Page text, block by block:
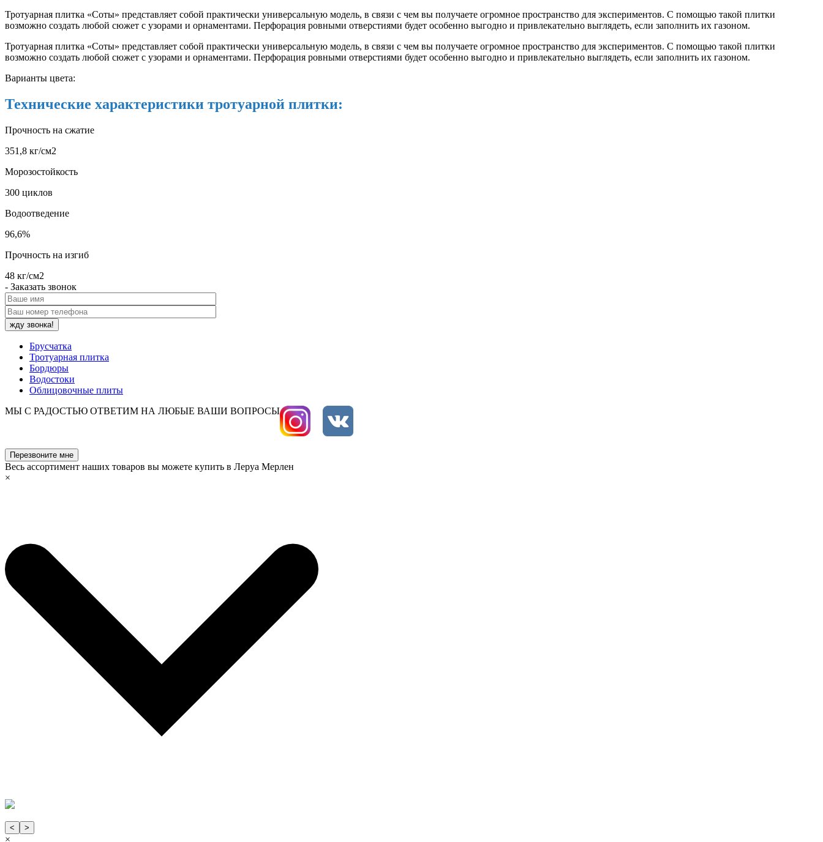
Тротуарная плитка «Соты» представляет собой практически универсальную модель, в связи с чем вы получаете огромное пространство для экспериментов. С помощью такой плитки
возможно создать любой сюжет с узорами и орнаментами. Перфорация ровными отверстиями будет особенно выгодно и привлекательно выглядеть, если заполнить их газоном.
Тротуарная плитка «Соты» представляет собой практически универсальную модель, в связи с чем вы получаете огромное пространство для экспериментов. С помощью такой плитки
возможно создать любой сюжет с узорами и орнаментами. Перфорация ровными отверстиями будет особенно выгодно и привлекательно выглядеть, если заполнить их газоном.
Варианты цвета:
Технические характеристики тротуарной плитки:
Прочность на сжатие
351,8 кг/см2
Морозостойкость
300 циклов
Водоотведение
96,6%
Прочность на изгиб
48 кг/см2
- Заказать звонок
Брусчатка
Тротуарная плитка
Бордюры
Водостоки
Облицовочные плиты
МЫ С РАДОСТЬЮ ОТВЕТИМ НА ЛЮБЫЕ ВАШИ ВОПРОСЫ
Перезвоните мне
Весь ассортимент наших товаров вы можете купить в Леруа Мерлен
×
< >
×